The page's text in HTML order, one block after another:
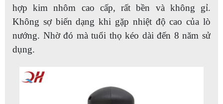
hợp kim nhôm cao cấp, rất bền và không gỉ.
Không sợ biến dạng khi gặp nhiệt độ cao của lò
nướng. Nhờ đó mà tuổi thọ kéo dài đến 8 năm sử
dụng.